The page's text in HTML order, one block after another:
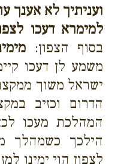
ועניתיך לא אענך
למימרא דעכו
בסוף הצפון:
משמע לן דעכו
ישראל משוך
הדרום וכזיב
המהלכת מעכו
הילכך כשמהלך
לצפון הוי ימינו